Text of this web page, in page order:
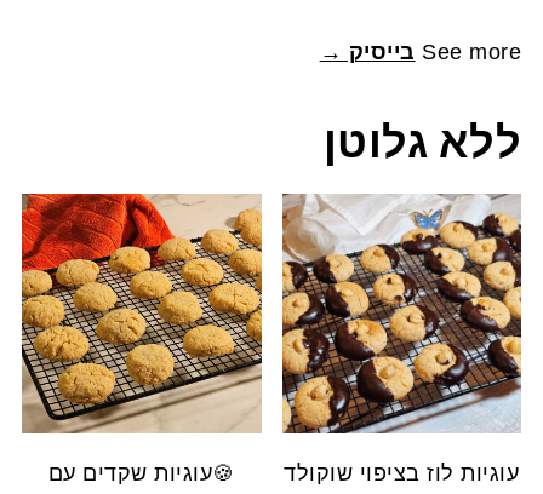
See more בייסיק →
ללא גלוטן
עוגיות לוז בציפוי שוקולד
🍪עוגיות שקדים עם